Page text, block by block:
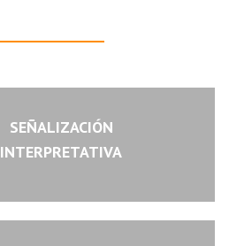
SEÑALIZACIÓN
INTERPRETATIVA